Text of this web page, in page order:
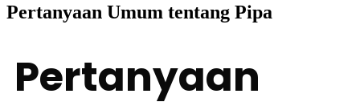
Pertanyaan Umum tentang Pipa
Pertanyaan